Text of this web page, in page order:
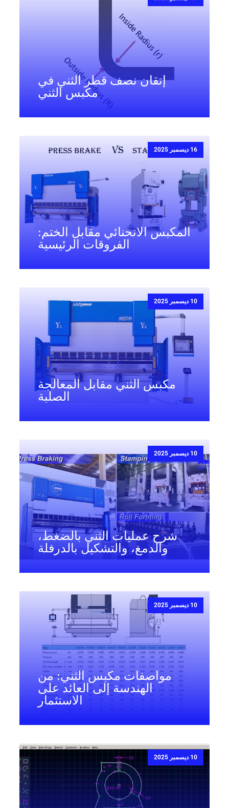
إتقان نصف قطر الثني في
مكبس الثني
16 ديسمبر 2025
المكبس الانحنائي مقابل الختم:
الفروقات الرئيسية
10 ديسمبر 2025
مكبس الثني مقابل المعالجة
الصلبة
10 ديسمبر 2025
شرح عمليات الثني بالضغط،
والدمغ، والتشكيل بالدرفلة
10 ديسمبر 2025
مواصفات مكبس الثني: من
الهندسة إلى العائد على
الاستثمار
10 ديسمبر 2025